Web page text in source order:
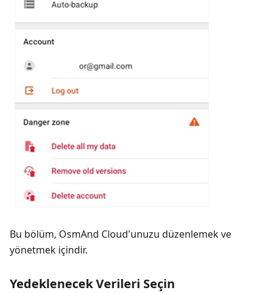
Bu bölüm, OsmAnd Cloud'unuzu düzenlemek ve
yönetmek içindir.
Yedeklenecek Verileri Seçin